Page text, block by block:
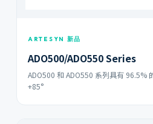
ARTESYN 新品
ADO500/ADO550 Series
ADO500 和 ADO550 系列具有 96.5%
+85°